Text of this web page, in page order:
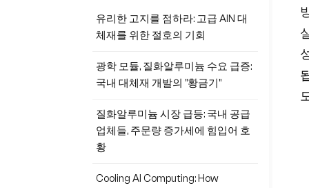
유리한 고지를 점하라: 고급 AlN 대
체재를 위한 절호의 기회
광학 모듈, 질화알루미늄 수요 급증:
국내 대체재 개발의 "황금기"
질화알루미늄 시장 급등: 국내 공급
업체들, 주문량 증가세에 힘입어 호
황
Cooling AI Computing: How